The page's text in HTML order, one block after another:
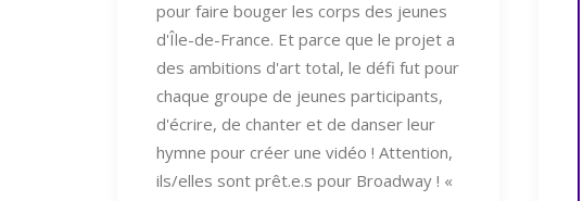
pour faire bouger les corps des jeunes
d'Île-de-France. Et parce que le projet a
des ambitions d'art total, le défi fut pour
chaque groupe de jeunes participants,
d'écrire, de chanter et de danser leur
hymne pour créer une vidéo ! Attention,
ils/elles sont prêt.e.s pour Broadway ! «